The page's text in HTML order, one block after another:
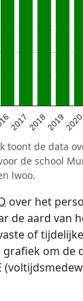
201720182019
toont de data
de school
lwoo.
over het
de aard van
of
om de